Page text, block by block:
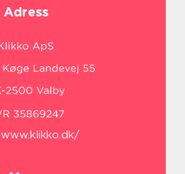
Adress
www.klikko.dk/